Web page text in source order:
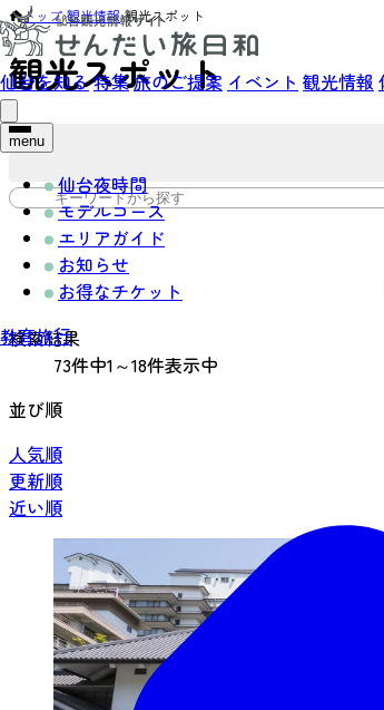
仙台を知る特集旅のご提案 イベント 観光情報
menu
仙台夜時間
モデルコース
エリアガイド
お知らせ
お得なチケット
教育旅行
トップ›観光情報›観光スポット
観光スポット
検索結果
73件中1～18件表示中
並び順
人気順
更新順
近い順